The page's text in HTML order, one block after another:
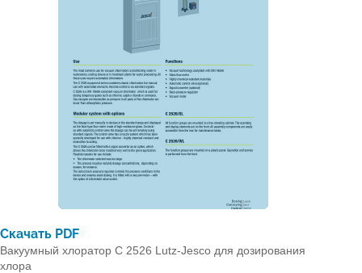
Скачать PDF
Вакуумный хлоратор C 2526 Lutz-Jesco для дозирования
хлора